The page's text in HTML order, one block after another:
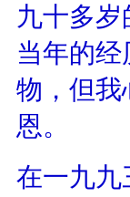
九十多
当年的
物，但我
恩。
在一九九